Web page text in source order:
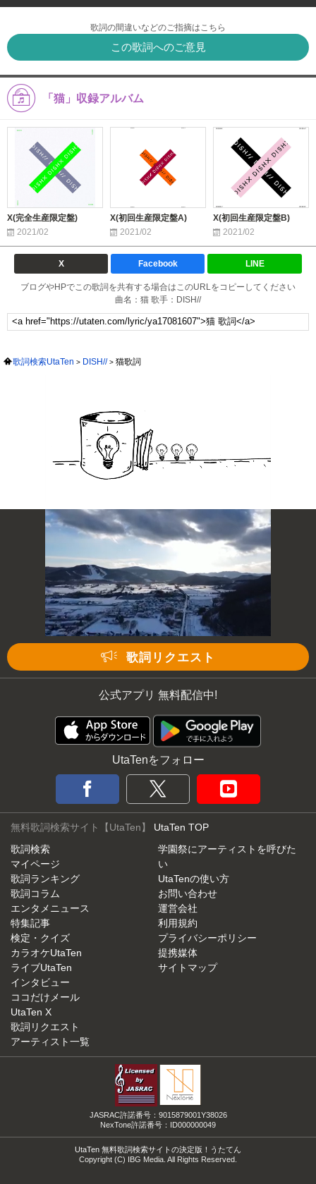
歌詞の間違いなどのご指摘はこちら
この歌詞へのご意見
「猫」収録アルバム
X(完全生産限定盤)
2021/02
X(初回生産限定盤A)
2021/02
X(初回生産限定盤B)
2021/02
X Facebook LINE
ブログやHPでこの歌詞を共有する場合はこのURLをコピーしてください
曲名：猫 歌手：DISH//
歌詞検索UtaTen DISH// 猫歌詞
歌詞リクエスト
公式アプリ 無料配信中!
UtaTenをフォロー
無料歌詞検索サイト【UtaTen】 UtaTen TOP
歌詞検索
マイページ
歌詞ランキング
歌詞コラム
エンタメニュース
特集記事
検定・クイズ
カラオケUtaTen
ライブUtaTen
インタビュー
ココだけメール
UtaTen X
歌詞リクエスト
アーティスト一覧
学園祭にアーティストを呼びた
い
UtaTenの使い方
お問い合わせ
運営会社
利用規約
プライバシーポリシー
提携媒体
サイトマップ
JASRAC許諾番号：9015879001Y38026
NexTone許諾番号：ID000000049
UtaTen 無料歌詞検索サイトの決定版！うたてん
Copyright (C) IBG Media. All Rights Reserved.